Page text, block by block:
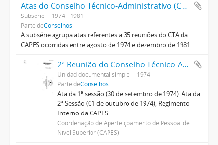
Atas do Conselho Técnico-Administrativo (CTA) 1974-1981
Subserie
1974 - 1981
Parte deConselhos
A subsérie agrupa atas referentes a 35 reuniões do CTA da
CAPES ocorridas entre agosto de 1974 e dezembro de 1981.
2ª Reunião do Conselho Técnico-Administrativo
Unidad documental simple
1974
Parte deConselhos
Ata da 1ª sessão (30 de setembro de 1974). Ata da
2ª Sessão (01 de outubro de 1974); Regimento
Interno da CAPES.
Coordenação de Aperfeiçoamento de Pessoal de
Nível Superior (CAPES)